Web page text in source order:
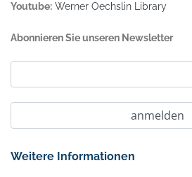
Youtube: Werner Oechslin Library
Abonnieren Sie unseren Newsletter
Weitere Informationen